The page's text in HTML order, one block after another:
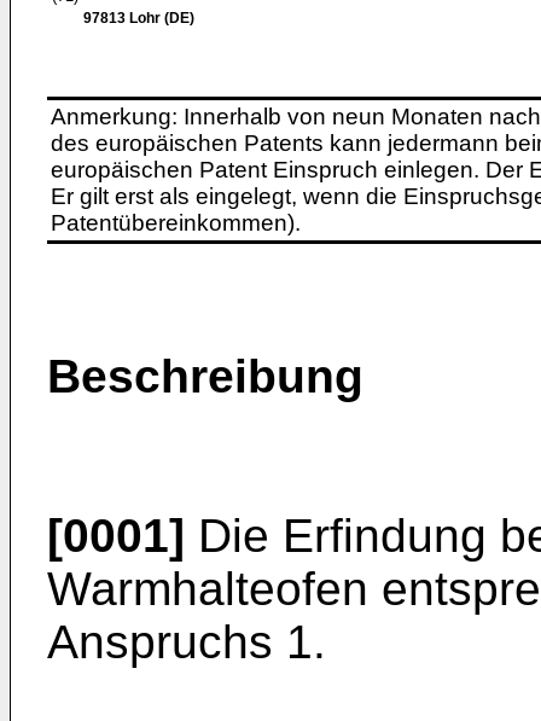
97813 Lohr (DE)
Anmerkung: Innerhalb von neun Monaten
des europäischen Patents kann jedermann
europäischen Patent Einspruch einlegen. Der
Er gilt erst als eingelegt, wenn die
Patentübereinkommen).
Beschreibung
[0001] Die Erfindung
Warmhalteofen
Anspruchs 1.